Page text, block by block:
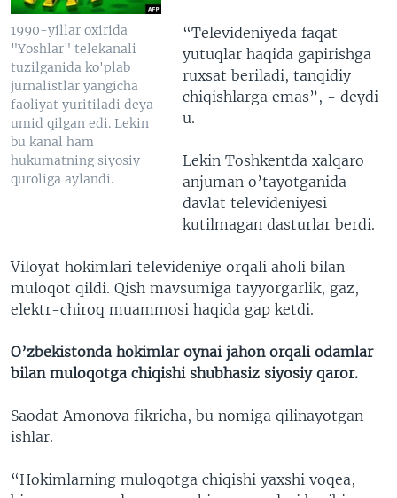
1990-yillar oxirida
"Yoshlar" telekanali
tuzilganida ko'plab
jurnalistlar yangicha
faoliyat yuritiladi deya
umid qilgan edi. Lekin
bu kanal ham
hukumatning siyosiy
quroliga aylandi.
“Televideniyeda faqat
yutuqlar haqida gapirishga
ruxsat beriladi, tanqidiy
chiqishlarga emas”, - deydi
u.
Lekin Toshkentda xalqaro
anjuman o’tayotganida
davlat televideniyesi
kutilmagan dasturlar berdi.
Viloyat hokimlari televideniye orqali aholi bilan
muloqot qildi. Qish mavsumiga tayyorgarlik, gaz,
elektr-chiroq muammosi haqida gap ketdi.
O’zbekistonda hokimlar oynai jahon orqali odamlar
bilan muloqotga chiqishi shubhasiz siyosiy qaror.
Saodat Amonova fikricha, bu nomiga qilinayotgan
ishlar.
“Hokimlarning muloqotga chiqishi yaxshi voqea,